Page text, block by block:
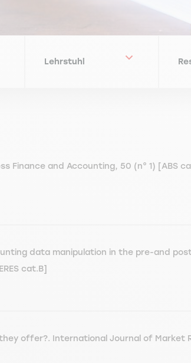
Finance and Accounting, 50 (n° 1) [ABS
data manipulation in the pre-and
cat.B]
offer?. International Journal of Market